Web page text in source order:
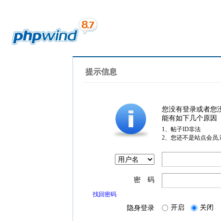
提示信息
您没有登录或者您
能有如下几个原因
1、帖子ID非法
2、您还不是站点会员
密 码
找回密码
隐身登录 开启 关闭